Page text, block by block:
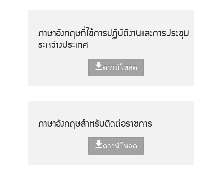
ภาษาอังกฤษที่ใช้การปฏิบัติงานและการประชุม
ระหว่างประเทศ
ดาวน์โหลด
ภาษาอังกฤษสำหรับติดต่อราชการ
ดาวน์โหลด